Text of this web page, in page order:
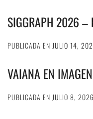
SIGGRAPH 2026 –
PUBLICADA EN JULIO 14,
VAIANA EN
PUBLICADA EN JULIO 8, 2026